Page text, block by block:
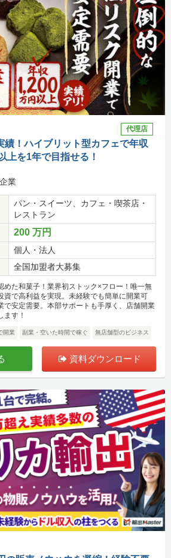
代理店
績！ハイブリット型カフェで年収
上を1年で目指せる！
業
パン・スイーツ、カフェ・喫茶店・
レストラン
200 万円
個人・法人
全国加盟者大募集
めた和菓子！業界初ストック×フロー！唯一無
資で高利益を実現。未経験でも簡単に開業可
で安定需要。本部サポートも手厚く、店舗開業
ます！
開業 副業・空いた時間で稼ぐ 無店舗型のビジネス
資料ダウンロード